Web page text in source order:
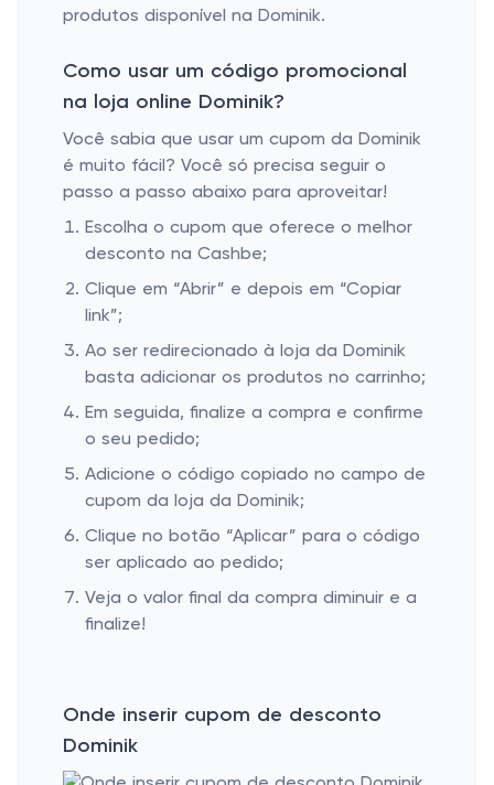
produtos disponível na Dominik.
Como usar um código promocional
na loja online Dominik?
Você sabia que usar um cupom da Dominik
é muito fácil? Você só precisa seguir o
passo a passo abaixo para aproveitar!
Escolha o cupom que oferece o melhor
desconto na Cashbe;
Clique em “Abrir” e depois em “Copiar
link”;
Ao ser redirecionado à loja da Dominik
basta adicionar os produtos no carrinho;
Em seguida, finalize a compra e confirme
o seu pedido;
Adicione o código copiado no campo de
cupom da loja da Dominik;
Clique no botão “Aplicar” para o código
ser aplicado ao pedido;
Veja o valor final da compra diminuir e a
finalize!
Onde inserir cupom de desconto
Dominik